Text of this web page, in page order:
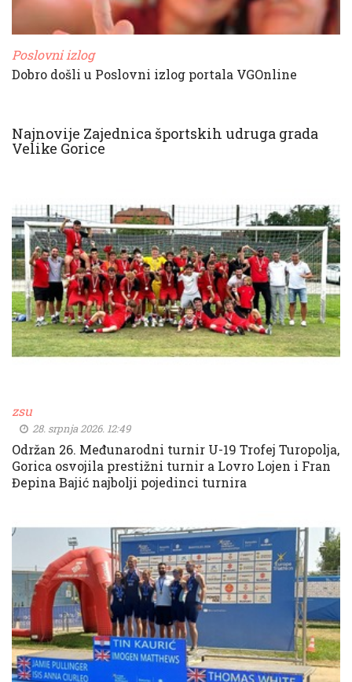
Poslovni izlog
Dobro došli u Poslovni izlog portala VGOnline
Najnovije Zajednica športskih udruga grada
Velike Gorice
zsu
28. srpnja 2026. 12:49
Održan 26. Međunarodni turnir U-19 Trofej Turopolja,
Gorica osvojila prestižni turnir a Lovro Lojen i Fran
Đepina Bajić najbolji pojedinci turnira